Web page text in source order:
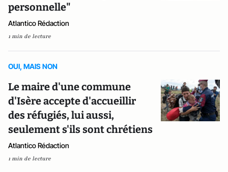
personnelle"
Atlantico Rédaction
1 min de lecture
OUI, MAIS NON
Le maire d'une commune
d'Isère accepte d'accueillir
des réfugiés, lui aussi,
seulement s'ils sont chrétiens
Atlantico Rédaction
1 min de lecture